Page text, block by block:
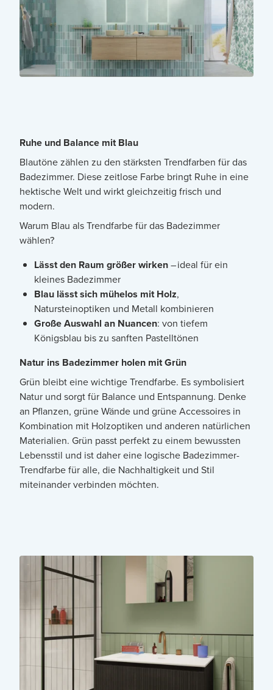
Ruhe und Balance mit Blau
Blautöne zählen zu den stärksten Trendfarben für das
Badezimmer. Diese zeitlose Farbe bringt Ruhe in eine
hektische Welt und wirkt gleichzeitig frisch und
modern.
Warum Blau als Trendfarbe für das Badezimmer
wählen?
Lässt den Raum größer wirken– ideal für ein
kleines Badezimmer
Blau lässt sich mühelos mit Holz,
Natursteinoptiken und Metall kombinieren
Große Auswahl an Nuancen: von tiefem
Königsblau bis zu sanften Pastelltönen
Natur ins Badezimmer holen mit Grün
Grün bleibt eine wichtige Trendfarbe. Es symbolisiert
Natur und sorgt für Balance und Entspannung. Denke
an Pflanzen, grüne Wände und grüne Accessoires in
Kombination mit Holzoptiken und anderen natürlichen
Materialien. Grün passt perfekt zu einem bewussten
Lebensstil und ist daher eine logische Badezimmer-
Trendfarbe für alle, die Nachhaltigkeit und Stil
miteinander verbinden möchten.